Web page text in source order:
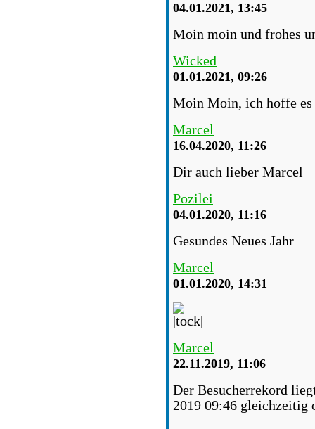
04.01.2021, 13:45
Moin moin und frohes
Wicked
01.01.2021, 09:26
Moin Moin, ich hoffe es
Marcel
16.04.2020, 11:26
Dir auch lieber Marcel
Pozilei
04.01.2020, 11:16
Gesundes Neues Jahr
Marcel
01.01.2020, 14:31
Marcel
22.11.2019, 11:06
Der Besucherrekord
2019 09:46 gleichzeitig